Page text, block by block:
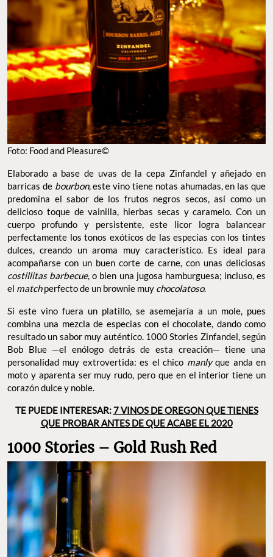
Foto: Food and Pleasure©
Elaborado a base de uvas de la cepa Zinfandel y añejado en
barricas de bourbon, este vino tiene notas ahumadas, en las que
predomina el sabor de los frutos negros secos, así como un
delicioso toque de vainilla, hierbas secas y caramelo. Con un
cuerpo profundo y persistente, este licor logra balancear
perfectamente los tonos exóticos de las especias con los tintes
dulces, creando un aroma muy característico. Es ideal para
acompañarse con un buen corte de carne, con unas deliciosas
costillitas barbecue, o bien una jugosa hamburguesa; incluso, es
el matchperfecto de un brownie muy chocolatoso.
Si este vino fuera un platillo, se asemejaría a un mole, pues
combina una mezcla de especias con el chocolate, dando como
resultado un sabor muy auténtico. 1000 Stories Zinfandel, según
Bob Blue —el enólogo detrás de esta creación— tiene una
personalidad muy extrovertida: es el chico manlyque anda en
moto y aparenta ser muy rudo, pero que en el interior tiene un
corazón dulce y noble.
TE PUEDE INTERESAR:7 VINOS DE OREGON QUE TIENES
QUE PROBAR ANTES DE QUE ACABE EL 2020
1000 Stories – Gold Rush Red